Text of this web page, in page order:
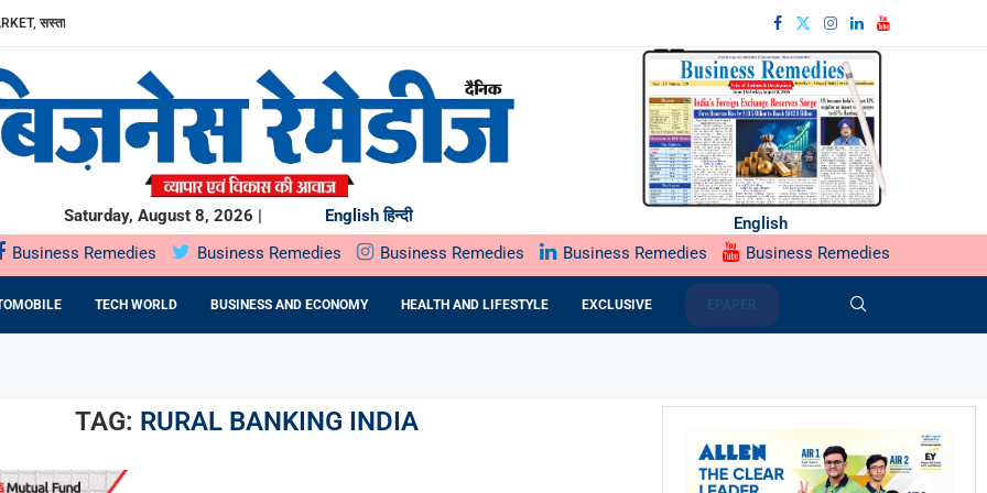
सस्ता...
AAVIN...
में उत्पादन...
BNP...
16TH BRICS TRADE MINISTERS’...
PRATIBHA AGARWAL ON...
के...
Saturday, August 8, 2026 | English हिन्दी
English
Business Remedies Business Remedies Business Remedies Business Remedies Business Remedies
TECH WORLD BUSINESS AND ECONOMY HEALTH AND LIFESTYLE EXCLUSIVE
TAG: RURAL BANKING INDIA